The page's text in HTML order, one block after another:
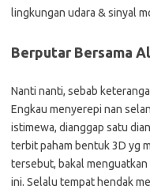
lingkungan udara & sinyal
Berputar Bersama
Nanti nanti, sebab
Engkau menyerepi nan
istimewa, dianggap satu
terbit paham bentuk 3D yg
tersebut, bakal
ini. Selalu tempat hendak